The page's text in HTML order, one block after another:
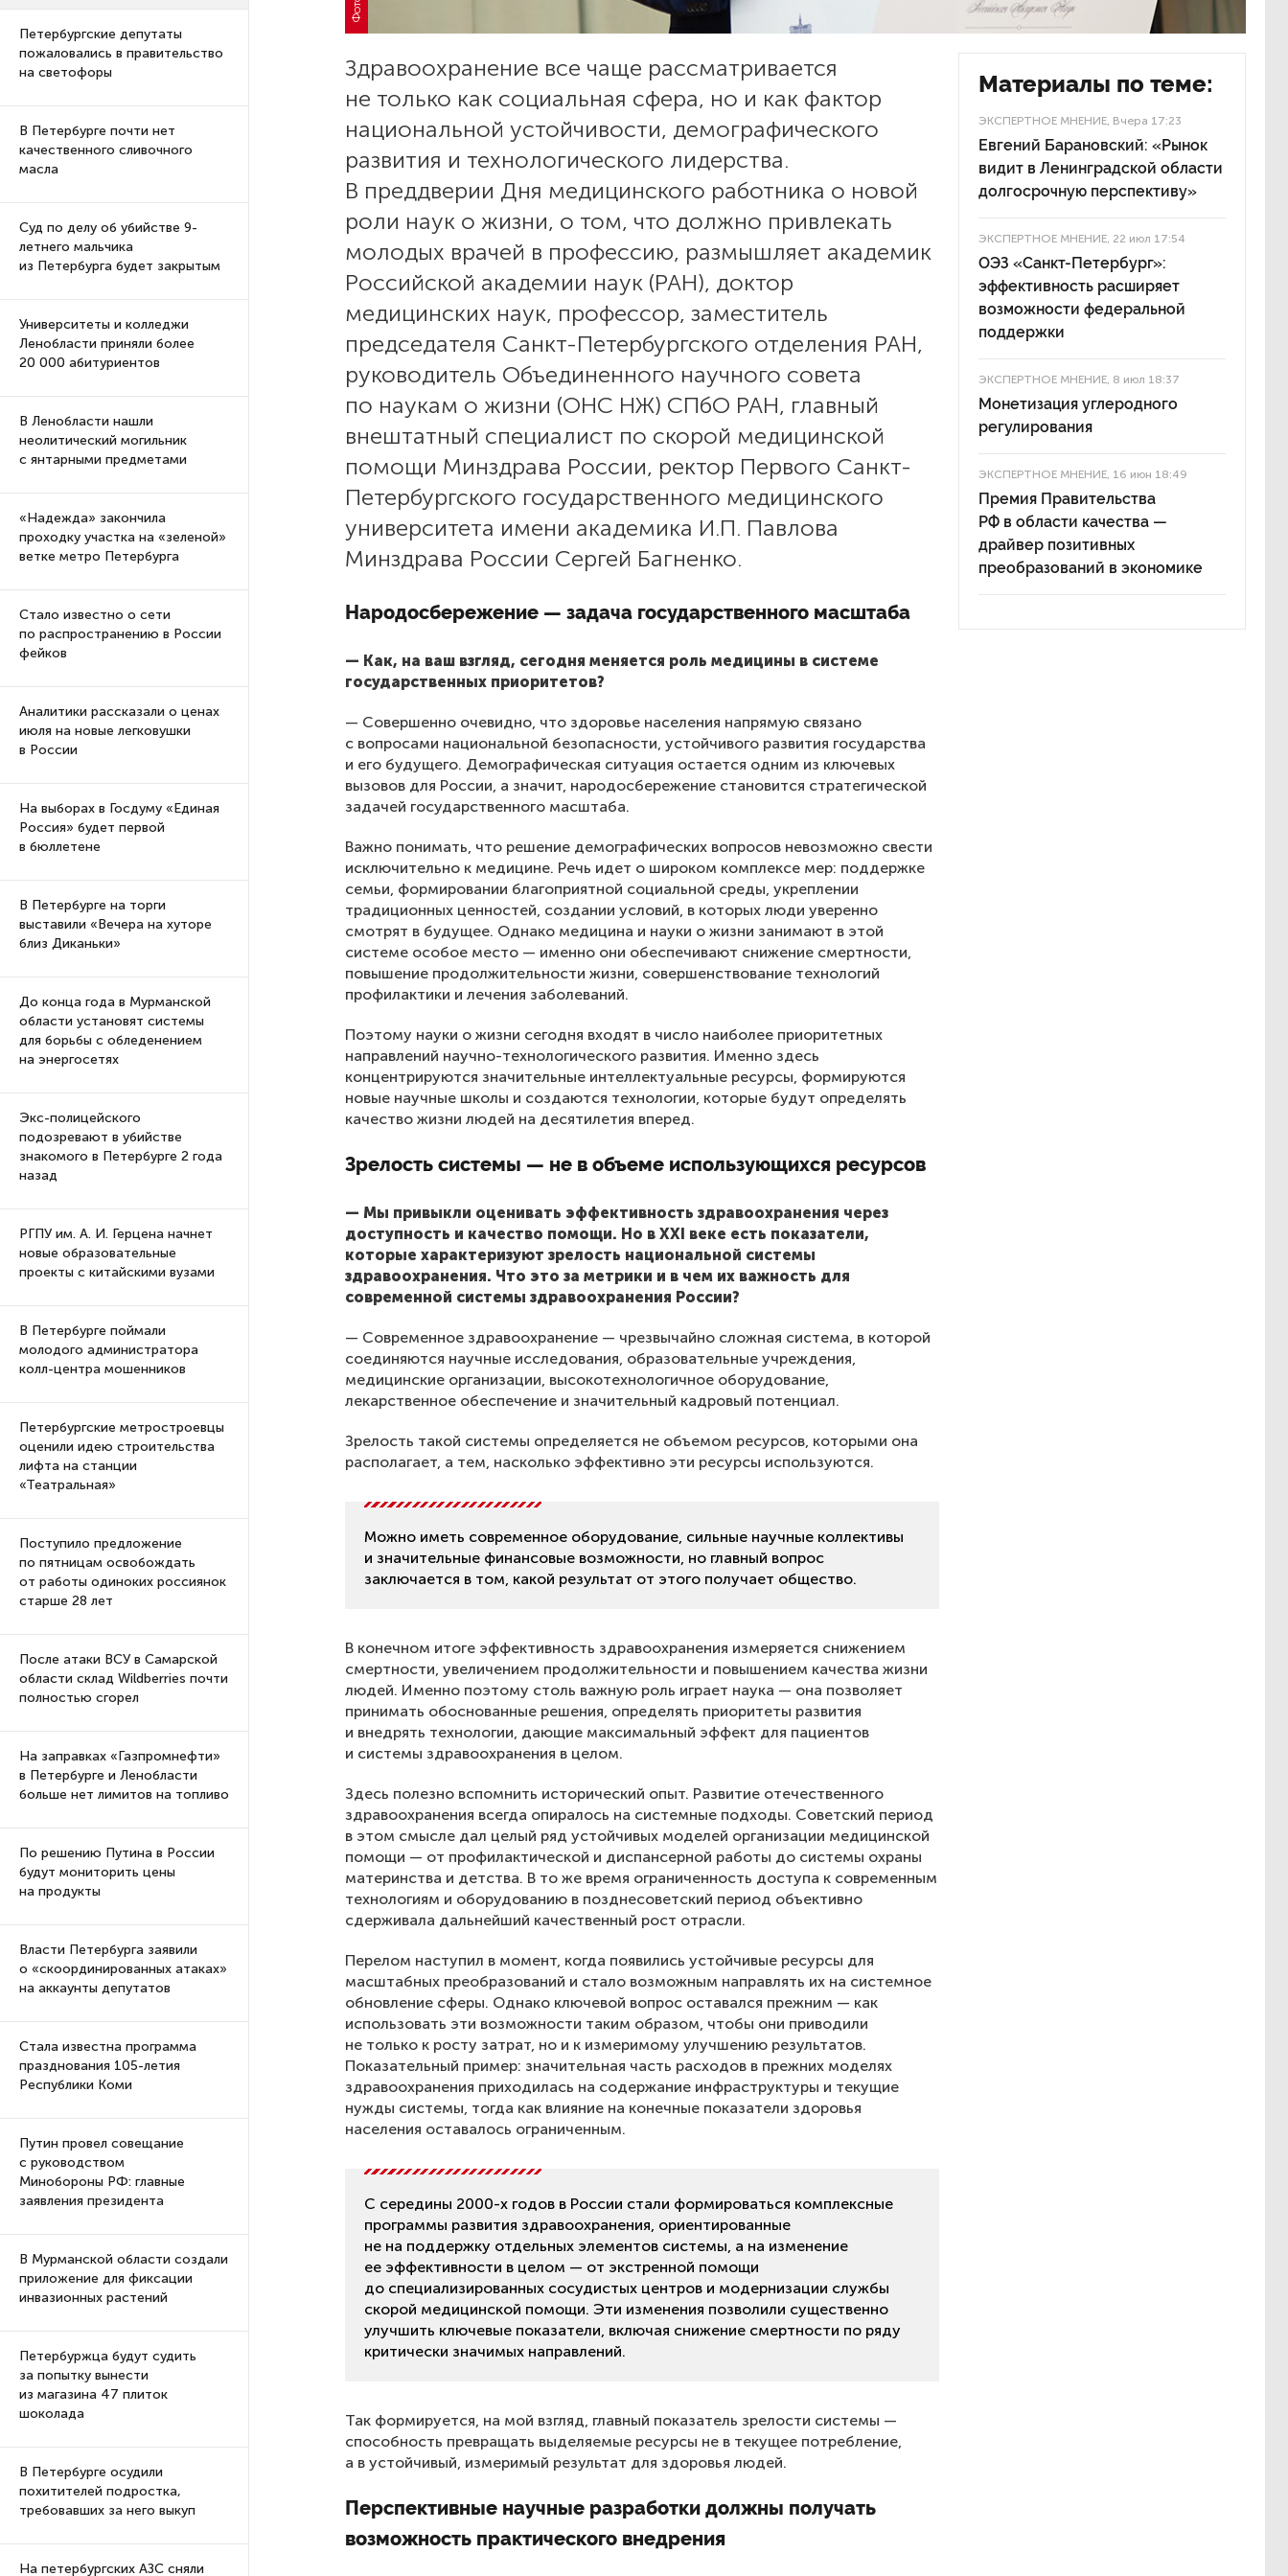
Петербургские депутаты
пожаловались в правительство
на светофоры
В Петербурге почти нет
качественного сливочного
масла
Суд по делу об убийстве 9-
летнего мальчика
из Петербурга будет закрытым
Университеты и колледжи
Ленобласти приняли более
20 000 абитуриентов
В Ленобласти нашли
неолитический могильник
с янтарными предметами
«Надежда» закончила
проходку участка на «зеленой»
ветке метро Петербурга
Стало известно о сети
по распространению в России
фейков
Аналитики рассказали о ценах
июля на новые легковушки
в России
На выборах в Госдуму «Единая
Россия» будет первой
в бюллетене
В Петербурге на торги
выставили «Вечера на хуторе
близ Диканьки»
До конца года в Мурманской
области установят системы
для борьбы с обледенением
на энергосетях
Экс-полицейского
подозревают в убийстве
знакомого в Петербурге 2 года
назад
РГПУ им. А. И. Герцена начнет
новые образовательные
проекты с китайскими вузами
В Петербурге поймали
молодого администратора
колл-центра мошенников
Петербургские метростроевцы
оценили идею строительства
лифта на станции
«Театральная»
Поступило предложение
по пятницам освобождать
от работы одиноких россиянок
старше 28 лет
После атаки ВСУ в Самарской
области склад Wildberries почти
полностью сгорел
На заправках «Газпромнефти»
в Петербурге и Ленобласти
больше нет лимитов на топливо
По решению Путина в России
будут мониторить цены
на продукты
Власти Петербурга заявили
о «скоординированных атаках»
на аккаунты депутатов
Стала известна программа
празднования 105-летия
Республики Коми
Путин провел совещание
с руководством
Минобороны РФ: главные
заявления президента
В Мурманской области создали
приложение для фиксации
инвазионных растений
Петербуржца будут судить
за попытку вынести
из магазина 47 плиток
шоколада
В Петербурге осудили
похитителей подростка,
требовавших за него выкуп
На петербургских АЗС сняли
Здравоохранение все чаще рассматривается
не только как социальная сфера, но и как фактор
национальной устойчивости, демографического
развития и технологического лидерства.
В преддверии Дня медицинского работника о новой
роли наук о жизни, о том, что должно привлекать
молодых врачей в профессию, размышляет академик
Российской академии наук (РАН), доктор
медицинских наук, профессор, заместитель
председателя Санкт-Петербургского отделения РАН,
руководитель Объединенного научного совета
по наукам о жизни (ОНС НЖ) СПбО РАН, главный
внештатный специалист по скорой медицинской
помощи Минздрава России, ректор Первого Санкт-
Петербургского государственного медицинского
университета имени академика И.П. Павлова
Минздрава России Сергей Багненко.
Народосбережение — задача государственного масштаба
— Как, на ваш взгляд, сегодня меняется роль медицины в системе
государственных приоритетов?
— Совершенно очевидно, что здоровье населения напрямую связано
с вопросами национальной безопасности, устойчивого развития государства
и его будущего. Демографическая ситуация остается одним из ключевых
вызовов для России, а значит, народосбережение становится стратегической
задачей государственного масштаба.
Важно понимать, что решение демографических вопросов невозможно свести
исключительно к медицине. Речь идет о широком комплексе мер: поддержке
семьи, формировании благоприятной социальной среды, укреплении
традиционных ценностей, создании условий, в которых люди уверенно
смотрят в будущее. Однако медицина и науки о жизни занимают в этой
системе особое место — именно они обеспечивают снижение смертности,
повышение продолжительности жизни, совершенствование технологий
профилактики и лечения заболеваний.
Поэтому науки о жизни сегодня входят в число наиболее приоритетных
направлений научно-технологического развития. Именно здесь
концентрируются значительные интеллектуальные ресурсы, формируются
новые научные школы и создаются технологии, которые будут определять
качество жизни людей на десятилетия вперед.
Зрелость системы — не в объеме использующихся ресурсов
— Мы привыкли оценивать эффективность здравоохранения через
доступность и качество помощи. Но в XXI веке есть показатели,
которые характеризуют зрелость национальной системы
здравоохранения. Что это за метрики и в чем их важность для
современной системы здравоохранения России?
— Современное здравоохранение — чрезвычайно сложная система, в которой
соединяются научные исследования, образовательные учреждения,
медицинские организации, высокотехнологичное оборудование,
лекарственное обеспечение и значительный кадровый потенциал.
Зрелость такой системы определяется не объемом ресурсов, которыми она
располагает, а тем, насколько эффективно эти ресурсы используются.
Можно иметь современное оборудование, сильные научные коллективы
и значительные финансовые возможности, но главный вопрос
заключается в том, какой результат от этого получает общество.
В конечном итоге эффективность здравоохранения измеряется снижением
смертности, увеличением продолжительности и повышением качества жизни
людей. Именно поэтому столь важную роль играет наука — она позволяет
принимать обоснованные решения, определять приоритеты развития
и внедрять технологии, дающие максимальный эффект для пациентов
и системы здравоохранения в целом.
Здесь полезно вспомнить исторический опыт. Развитие отечественного
здравоохранения всегда опиралось на системные подходы. Советский период
в этом смысле дал целый ряд устойчивых моделей организации медицинской
помощи — от профилактической и диспансерной работы до системы охраны
материнства и детства. В то же время ограниченность доступа к современным
технологиям и оборудованию в позднесоветский период объективно
сдерживала дальнейший качественный рост отрасли.
Перелом наступил в момент, когда появились устойчивые ресурсы для
масштабных преобразований и стало возможным направлять их на системное
обновление сферы. Однако ключевой вопрос оставался прежним — как
использовать эти возможности таким образом, чтобы они приводили
не только к росту затрат, но и к измеримому улучшению результатов.
Показательный пример: значительная часть расходов в прежних моделях
здравоохранения приходилась на содержание инфраструктуры и текущие
нужды системы, тогда как влияние на конечные показатели здоровья
населения оставалось ограниченным.
С середины 2000-х годов в России стали формироваться комплексные
программы развития здравоохранения, ориентированные
не на поддержку отдельных элементов системы, а на изменение
ее эффективности в целом — от экстренной помощи
до специализированных сосудистых центров и модернизации службы
скорой медицинской помощи. Эти изменения позволили существенно
улучшить ключевые показатели, включая снижение смертности по ряду
критически значимых направлений.
Так формируется, на мой взгляд, главный показатель зрелости системы —
способность превращать выделяемые ресурсы не в текущее потребление,
а в устойчивый, измеримый результат для здоровья людей.
Перспективные научные разработки должны получать
возможность практического внедрения
Материалы по теме:
ЭКСПЕРТНОЕ МНЕНИЕ, Вчера 17:23
Евгений Барановский: «Рынок
видит в Ленинградской области
долгосрочную перспективу»
ЭКСПЕРТНОЕ МНЕНИЕ, 22 июл 17:54
ОЭЗ «Санкт-Петербург»:
эффективность расширяет
возможности федеральной
поддержки
ЭКСПЕРТНОЕ МНЕНИЕ, 8 июл 18:37
Монетизация углеродного
регулирования
ЭКСПЕРТНОЕ МНЕНИЕ, 16 июн 18:49
Премия Правительства
РФ в области качества —
драйвер позитивных
преобразований в экономике